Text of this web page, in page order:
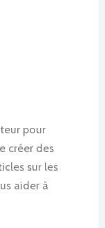
pour
créer des
sur les
aider à